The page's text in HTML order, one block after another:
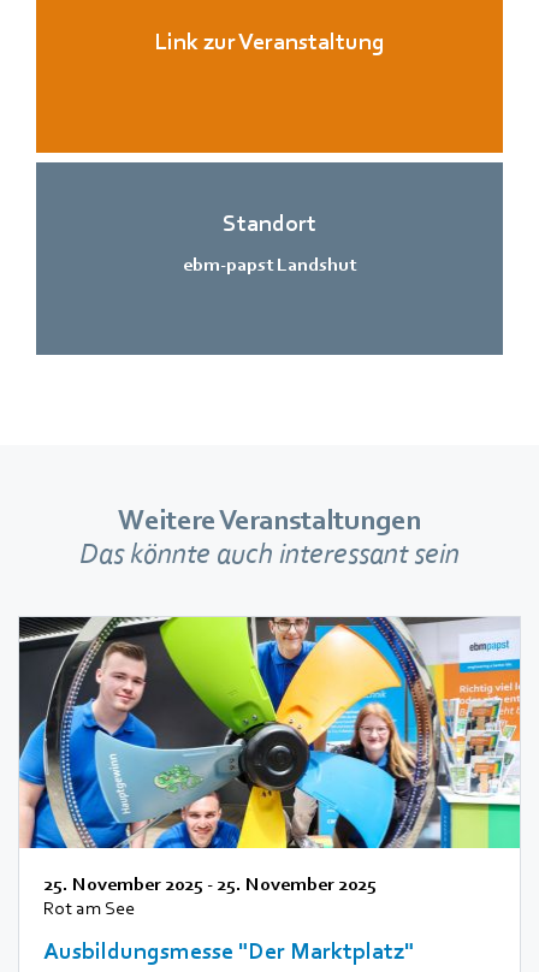
Link zur Veranstaltung
Standort
ebm-papst Landshut
Weitere Veranstaltungen
Das könnte auch interessant sein
25. November 2025 - 25. November 2025
Rot am See
Ausbildungsmesse "Der Marktplatz"